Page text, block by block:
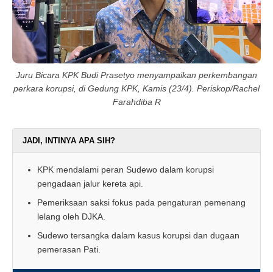
Juru Bicara KPK Budi Prasetyo menyampaikan perkembangan
perkara korupsi, di Gedung KPK, Kamis (23/4). Periskop/Rachel
Farahdiba R
JADI, INTINYA APA SIH?
KPK mendalami peran Sudewo dalam korupsi
pengadaan jalur kereta api.
Pemeriksaan saksi fokus pada pengaturan pemenang
lelang oleh DJKA.
Sudewo tersangka dalam kasus korupsi dan dugaan
pemerasan Pati.